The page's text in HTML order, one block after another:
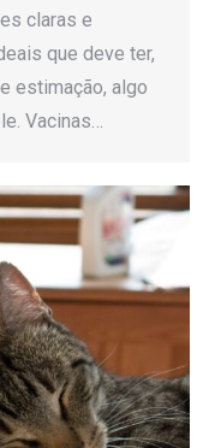
claras e
que deve ter,
estimação, algo
Vacinas…